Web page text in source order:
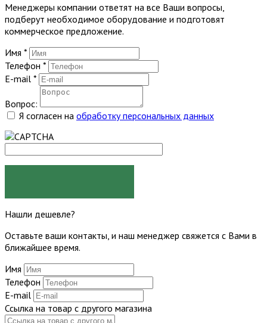
Менеджеры компании ответят на все Ваши вопросы,
подберут необходимое оборудование и подготовят
коммерческое предложение.
Имя *
Телефон *
E-mail *
Вопрос:
Я согласен на обработку персональных данных
Нашли дешевле?
Оставьте ваши контакты, и наш менеджер свяжется с Вами в
ближайшее время.
Имя
Телефон
E-mail
Ссылка на товар с другого магазина